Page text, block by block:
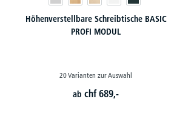
Höhenverstellbare Schreibtische BASIC
PROFI MODUL
20 Varianten zur Auswahl
abchf 689,-